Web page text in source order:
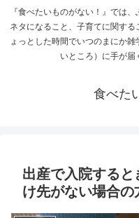
『食べたいものがない！』では
ネタになること、子育てに関す
ょっとした時間でいつのまにか
いところ）に手が届
食べた
出産で入院する
け先がない場合の